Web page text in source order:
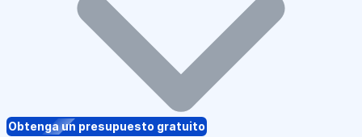
Obtenga un presupuesto gratuito